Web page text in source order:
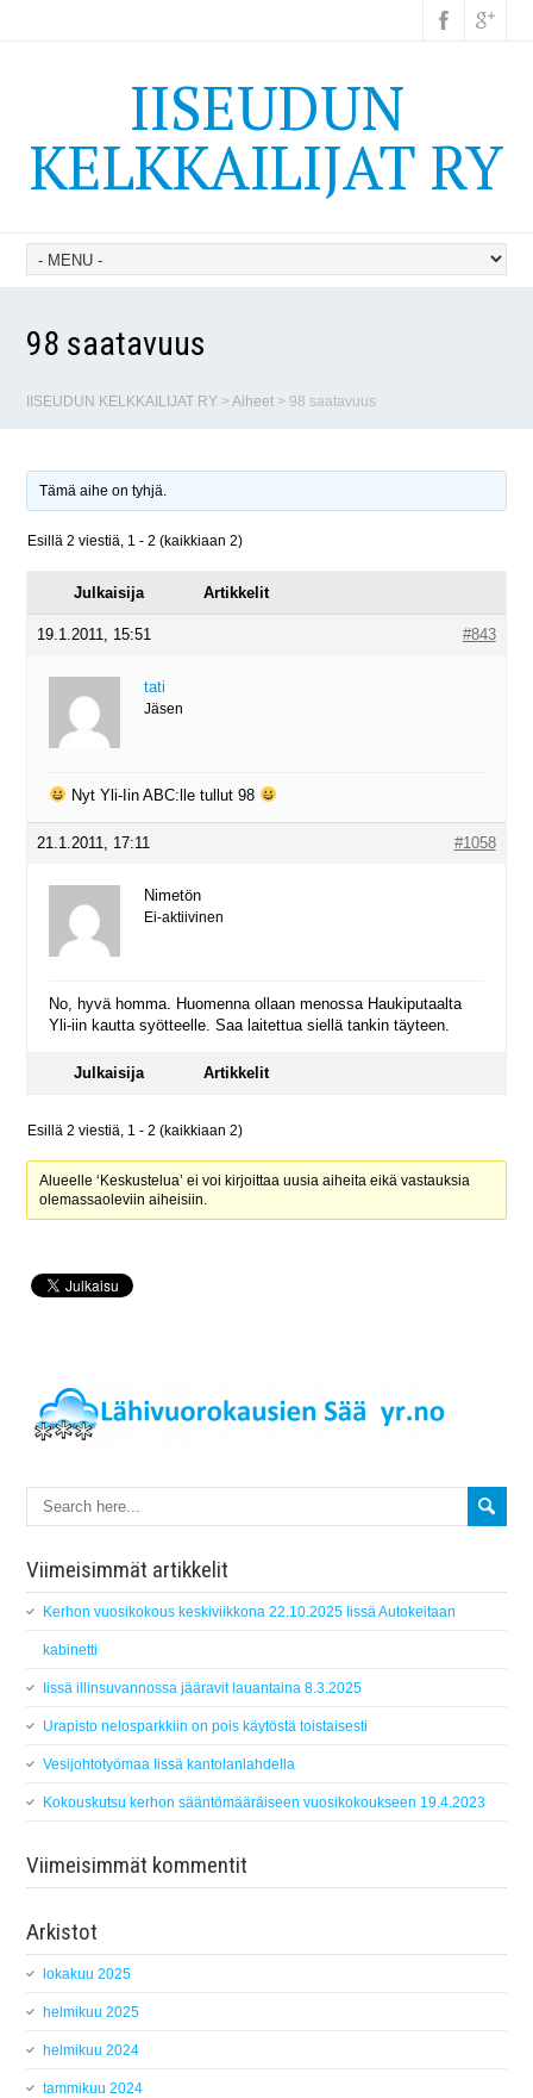
IISEUDUN
KELKKAILIJAT RY
98 saatavuus
IISEUDUN KELKKAILIJAT RY >Aiheet > 98 saatavuus
Tämä aihe on tyhjä.
Esillä 2 viestiä, 1 - 2 (kaikkiaan 2)
Julkaisija Artikkelit
19.1.2011, 15:51 #843
tati
Jäsen
Nyt Yli-Iin ABC:lle tullut 98
21.1.2011, 17:11 #1058
Nimetön
Ei-aktiivinen
No, hyvä homma. Huomenna ollaan menossa Haukiputaalta
Yli-iin kautta syötteelle. Saa laitettua siellä tankin täyteen.
Julkaisija Artikkelit
Esillä 2 viestiä, 1 - 2 (kaikkiaan 2)
Alueelle ‘Keskustelua’ ei voi kirjoittaa uusia aiheita eikä vastauksia
olemassaoleviin aiheisiin.
Viimeisimmät artikkelit
Kerhon vuosikokous keskiviikkona 22.10.2025 Iissä Autokeitaan
kabinetti
Iissä illinsuvannossa jääravit lauantaina 8.3.2025
Urapisto nelosparkkiin on pois käytöstä toistaisesti
Vesijohtotyömaa Iissä kantolanlahdella
Kokouskutsu kerhon sääntömääräiseen vuosikokoukseen 19.4.2023
Viimeisimmät kommentit
Arkistot
lokakuu 2025
helmikuu 2025
helmikuu 2024
tammikuu 2024